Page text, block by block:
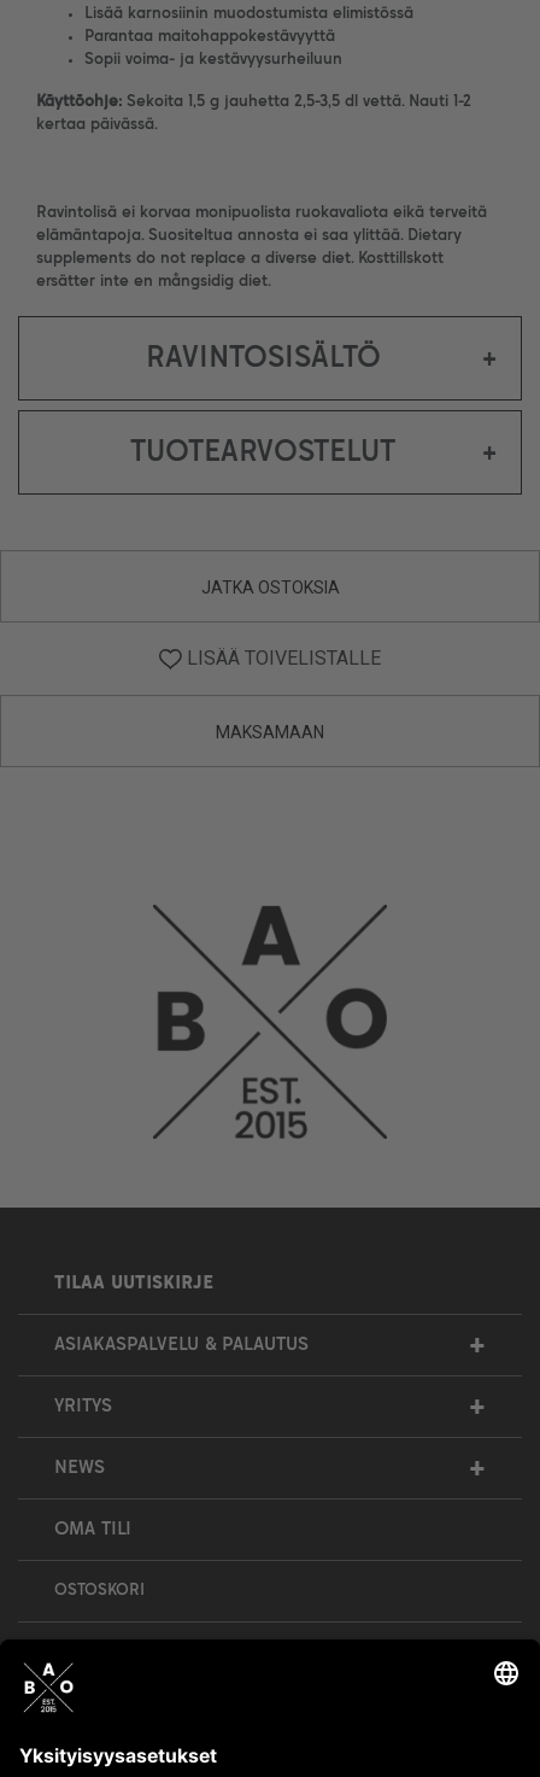
Lisää karnosiinin muodostumista elimistössä
Parantaa maitohappokestävyyttä
Sopii voima- ja kestävyysurheiluun
Käyttöohje: Sekoita 1,5 g jauhetta 2,5-3,5 dl vettä. Nauti 1-2
kertaa päivässä.
Ravintolisä ei korvaa monipuolista ruokavaliota eikä terveitä
elämäntapoja. Suositeltua annosta ei saa ylittää. Dietary
supplements do not replace a diverse diet. Kosttillskott
ersätter inte en mångsidig diet.
RAVINTOSISÄLTÖ +
TUOTEARVOSTELUT +
JATKA OSTOKSIA
LISÄÄ TOIVELISTALLE
MAKSAMAAN
TILAA UUTISKIRJE
ASIAKASPALVELU & PALAUTUS +
YRITYS +
NEWS +
OMA TILI
OSTOSKORI
Bull’s All Out is social – follow us and show
your passion!